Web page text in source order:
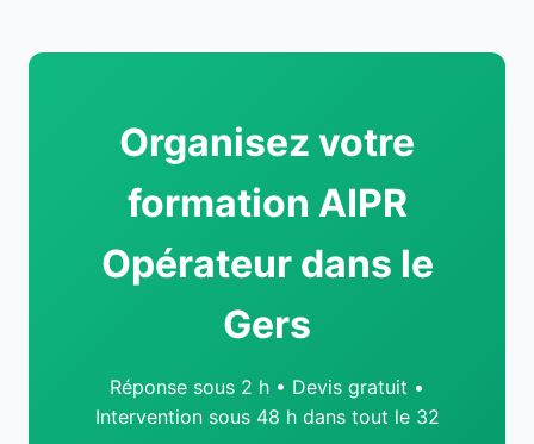
Organisez votre
formation AIPR
Opérateur dans le
Gers
Réponse sous 2 h • Devis gratuit •
Intervention sous 48 h dans tout le 32